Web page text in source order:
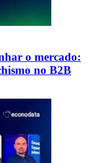
o mercado:
no B2B